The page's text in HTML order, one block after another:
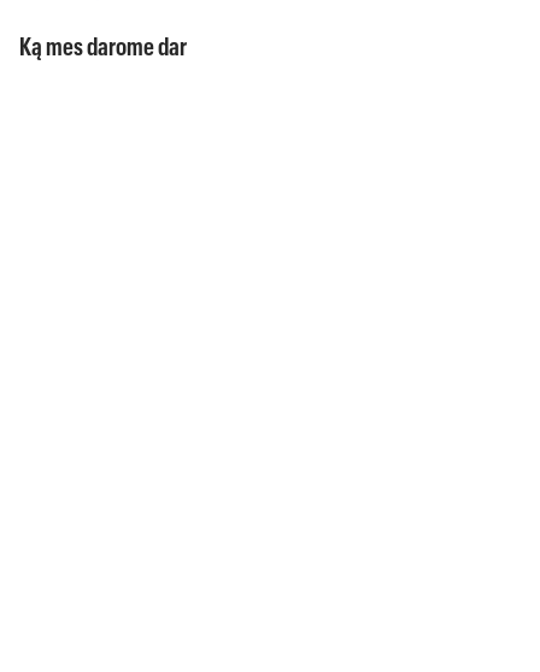
Ką mes darome dar